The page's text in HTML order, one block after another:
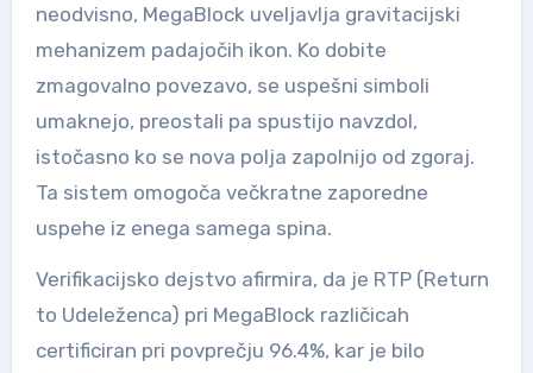
neodvisno, MegaBlock uveljavlja gravitacijski
mehanizem padajočih ikon. Ko dobite
zmagovalno povezavo, se uspešni simboli
umaknejo, preostali pa spustijo navzdol,
istočasno ko se nova polja zapolnijo od zgoraj.
Ta sistem omogoča večkratne zaporedne
uspehe iz enega samega spina.
Verifikacijsko dejstvo afirmira, da je RTP (Return
to Udeleženca) pri MegaBlock različicah
certificiran pri povprečju 96.4%, kar je bilo